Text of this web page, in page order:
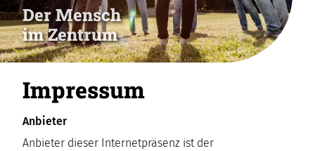
Der Mensch
im Zentrum
Impressum
Anbieter
Anbieter dieser Internetpräsenz ist der